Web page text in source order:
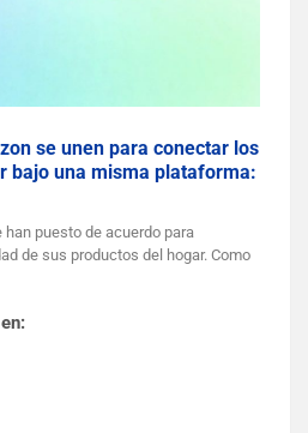
se unen para conectar los
bajo una misma plataforma:
han puesto de acuerdo para
de sus productos del hogar. Como